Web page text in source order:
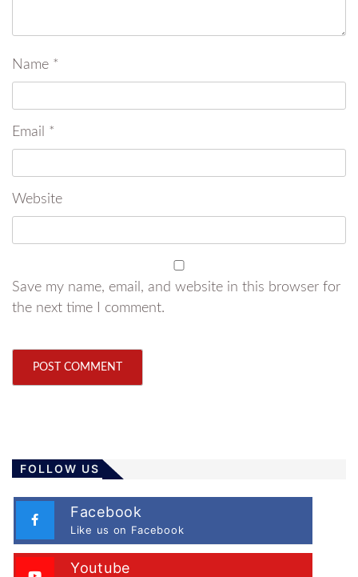
Name *
Email *
Website
Save my name, email, and website in this browser for
the next time I comment.
FOLLOW US
Facebook
Like us on Facebook
Youtube